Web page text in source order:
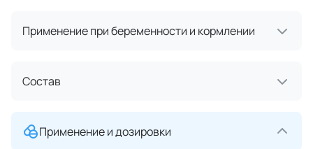
Применение при беременности и кормлении
Состав
Применение и дозировки